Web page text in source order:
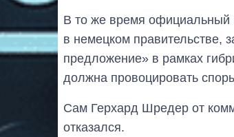
В то же время официальный
в немецком правительстве,
предложение» в рамках
должна провоцировать
Сам Герхард Шредер от
отказался.